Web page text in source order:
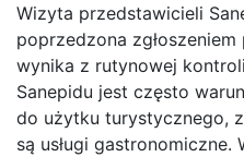
Wizyta przedstawicieli
poprzedzona
wynika z rutynowej
Sanepidu jest często
do użytku turystycznego,
są usługi gastronomiczne.